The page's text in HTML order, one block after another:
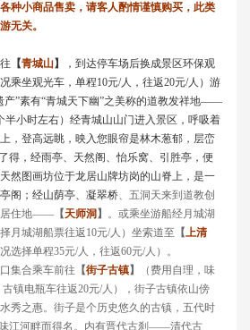
种小商品售卖，请客人酌情谨慎购买，此类
无关。
【青城山】
，到达停车场后换成景区环保观
乘坐观光车，单程10元/人，往返20元/人）游
产”素有“青城天下幽”之美称的道教发祥地——
半小时左右）经青城山山门进入景区，呼吸着
，登高远眺，映入您眼帘是林木葱郁，层峦
得，经雨亭、天然阁、怡乐窝、引胜亭，便
然图画坊位于龙居山牌坊岗的山脊上，是一
阁；经山荫亭、凝翠桥、五洞天来到道教创
居住地—— 【天师洞 】 。或乘坐游船经月城湖
月城湖船票往返10元/人）坐索道至 【上清
选择单程35元/人，往返60元/人）。
集合乘车前往 【街子古镇】 （ 费用自理，味
古镇电瓶车往返20元/人），街子古镇依山傍
秀之惠。街子是个历史悠久的古镇，五代时
江河畔而得名。内有晋代古刹——清代古